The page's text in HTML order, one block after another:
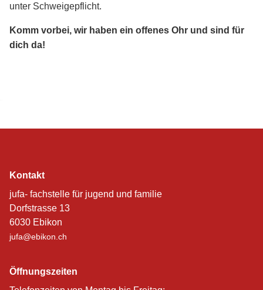
unter Schweigepflicht.
Komm vorbei, wir haben ein offenes Ohr und sind für
dich da!
Kontakt
jufa- fachstelle für jugend und familie
Dorfstrasse 13
6030 Ebikon
jufa@ebikon.ch
Öffnungszeiten